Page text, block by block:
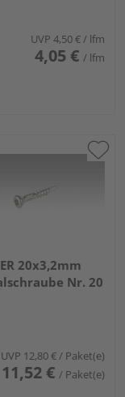
UVP 4,50 €/ lfm
4,05 € / lfm
20x3,2mm
Nr. 20
UVP 12,80 €/ Paket(e)
11,52 € / Paket(e)